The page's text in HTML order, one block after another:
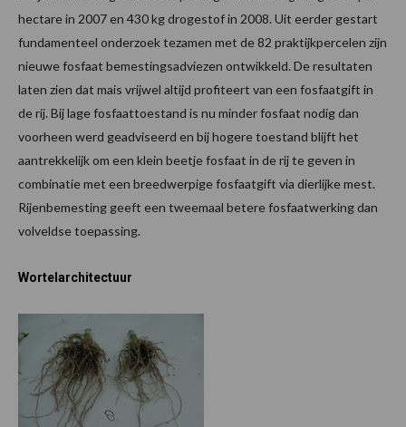
hectare in 2007 en 430 kg drogestof in 2008. Uit eerder gestart
fundamenteel onderzoek tezamen met de 82 praktijkpercelen zijn
nieuwe fosfaat bemestingsadviezen ontwikkeld. De resultaten
laten zien dat mais vrijwel altijd profiteert van een fosfaatgift in
de rij. Bij lage fosfaattoestand is nu minder fosfaat nodig dan
voorheen werd geadviseerd en bij hogere toestand blijft het
aantrekkelijk om een klein beetje fosfaat in de rij te geven in
combinatie met een breedwerpige fosfaatgift via dierlijke mest.
Rijenbemesting geeft een tweemaal betere fosfaatwerking dan
volveldse toepassing.
Wortelarchitectuur